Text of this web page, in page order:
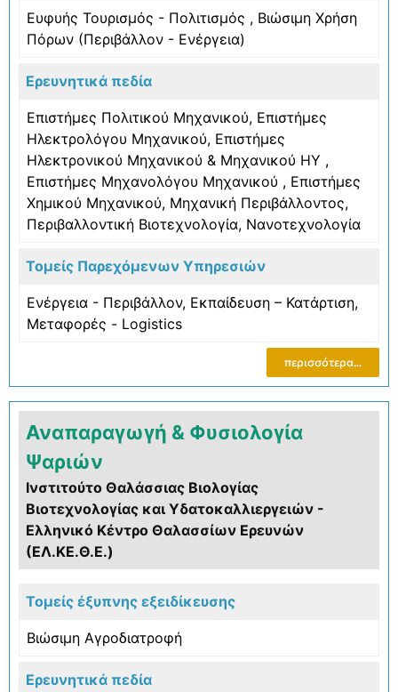
Ευφυής Τουρισμός - Πολιτισμός , Βιώσιμη Χρήση
Πόρων (Περιβάλλον - Ενέργεια)
Ερευνητικά πεδία
Επιστήμες Πολιτικού Μηχανικού, Επιστήμες
Ηλεκτρολόγου Μηχανικού, Επιστήμες
Ηλεκτρονικού Μηχανικού & Μηχανικού ΗΥ ,
Επιστήμες Μηχανολόγου Μηχανικού , Επιστήμες
Χημικού Μηχανικού, Μηχανική Περιβάλλοντος,
Περιβαλλοντική Βιοτεχνολογία, Νανοτεχνολογία
Τομείς Παρεχόμενων Υπηρεσιών
Ενέργεια - Περιβάλλον, Εκπαίδευση – Κατάρτιση,
Μεταφορές - Logistics
περισσότερα...
Αναπαραγωγή & Φυσιολογία
Ψαριών
Ινστιτούτο Θαλάσσιας Βιολογίας
Βιοτεχνολογίας και Υδατοκαλλιεργειών -
Ελληνικό Κέντρο Θαλασσίων Ερευνών
(ΕΛ.ΚΕ.Θ.Ε.)
Τομείς έξυπνης εξειδίκευσης
Βιώσιμη Αγροδιατροφή
Ερευνητικά πεδία